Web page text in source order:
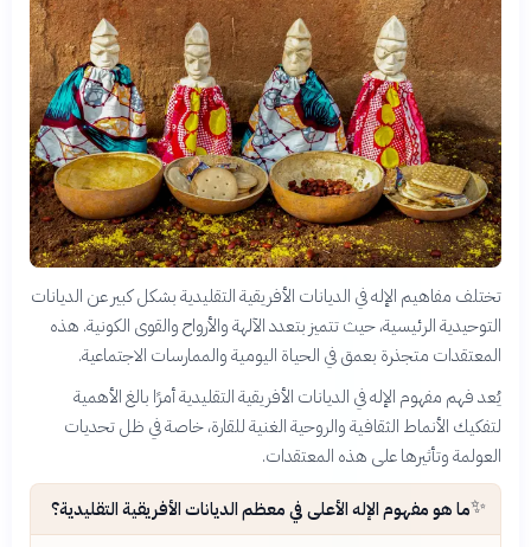
تختلف مفاهيم الإله في الديانات الأفريقية التقليدية بشكل كبير عن الديانات
التوحيدية الرئيسية، حيث تتميز بتعدد الآلهة والأرواح والقوى الكونية. هذه
المعتقدات متجذرة بعمق في الحياة اليومية والممارسات الاجتماعية.
يُعد فهم مفهوم الإله في الديانات الأفريقية التقليدية أمرًا بالغ الأهمية
لتفكيك الأنماط الثقافية والروحية الغنية للقارة، خاصة في ظل تحديات
العولمة وتأثيرها على هذه المعتقدات.
✨ما هو مفهوم الإله الأعلى في معظم الديانات الأفريقية التقليدية؟